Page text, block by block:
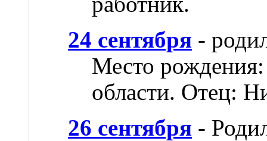
24 сентября -
Место
области. Отец:
26 сентября -